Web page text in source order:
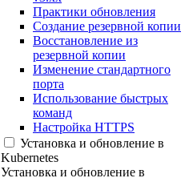
Практики обновления
Создание резервной копии
Восстановление из
резервной копии
Изменение стандартного
порта
Использование быстрых
команд
Настройка HTTPS
Установка и обновление в
Kubernetes
Установка и обновление в